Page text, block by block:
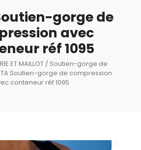
gorge de
avec
réf 1095
ET MAILLOT / Soutien-gorge de
Soutien-gorge de compression
conteneur réf 1095